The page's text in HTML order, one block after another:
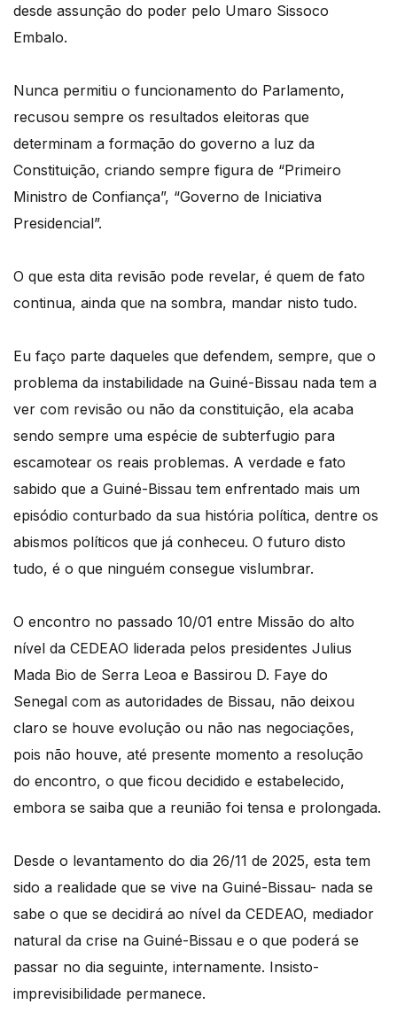
desde assunção do poder pelo Umaro Sissoco
Embalo.
Nunca permitiu o funcionamento do Parlamento,
recusou sempre os resultados eleitoras que
determinam a formação do governo a luz da
Constituição, criando sempre figura de “Primeiro
Ministro de Confiança”, “Governo de Iniciativa
Presidencial”.
O que esta dita revisão pode revelar, é quem de fato
continua, ainda que na sombra, mandar nisto tudo.
Eu faço parte daqueles que defendem, sempre, que o
problema da instabilidade na Guiné-Bissau nada tem a
ver com revisão ou não da constituição, ela acaba
sendo sempre uma espécie de subterfugio para
escamotear os reais problemas. A verdade e fato
sabido que a Guiné-Bissau tem enfrentado mais um
episódio conturbado da sua história política, dentre os
abismos políticos que já conheceu. O futuro disto
tudo, é o que ninguém consegue vislumbrar.
O encontro no passado 10/01 entre Missão do alto
nível da CEDEAO liderada pelos presidentes Julius
Mada Bio de Serra Leoa e Bassirou D. Faye do
Senegal com as autoridades de Bissau, não deixou
claro se houve evolução ou não nas negociações,
pois não houve, até presente momento a resolução
do encontro, o que ficou decidido e estabelecido,
embora se saiba que a reunião foi tensa e prolongada.
Desde o levantamento do dia 26/11 de 2025, esta tem
sido a realidade que se vive na Guiné-Bissau- nada se
sabe o que se decidirá ao nível da CEDEAO, mediador
natural da crise na Guiné-Bissau e o que poderá se
passar no dia seguinte, internamente. Insisto-
imprevisibilidade permanece.